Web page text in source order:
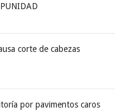
corte de cabezas
por pavimentos caros